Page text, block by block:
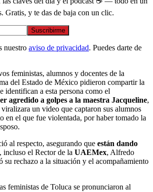
Gratis, y te das de baja con un clic.
Suscribirme
nuestro aviso de privacidad. Puedes darte de
feministas, alumnos y docentes de la
del Estado de México pidieron compartir la
identifican a esta persona como el
agredido a golpes a la maestra Jacqueline,
un video que captaron sus alumnos
en el que fue violentada, por haber tomado la
al respecto, asegurando que están dando
, incluso el Rector de la UAEMex, Alfredo
su rechazo a la situación y el acompañamiento
feministas de Toluca se pronunciaron al